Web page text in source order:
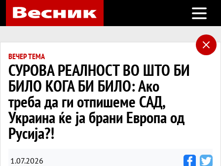
Open
ВЕЧЕР ТЕМА
СУРОВА РЕАЛНОСТ ВО ШТО БИ
БИЛО КОГА БИ БИЛО: Ако
треба да ги отпишеме САД,
Украина ќе ја брани Европа од
Русија?!
1.07.2026